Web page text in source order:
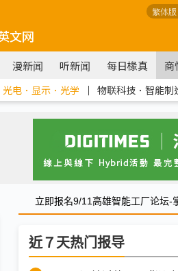
繁体版
文网
漫新闻 听新闻 每日椽真 商
光电．显示．光学 ｜ 物联科技．智能制
立即报名9/11高雄智能工厂论坛-
近７天热门报导